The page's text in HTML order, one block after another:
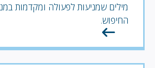
מילים שמניעות לפעולה ומקדמות
החיפוש.